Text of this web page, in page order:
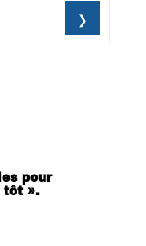
pour
tôt ».